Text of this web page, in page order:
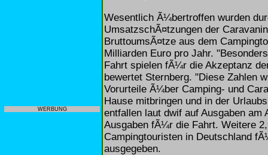
WERBUNG
Wesentlich Ã¼bertroffen wurden
UmsatzschÃ¤tzungen der
BruttoumsÃ¤tze aus dem
Milliarden Euro pro Jahr.
Fahrt spielen fÃ¼r die Akzeptanz
bewertet Sternberg. "Diese Zahlen
Vorurteile Ã¼ber Camping- und
Hause mitbringen und in der
entfallen laut dwif auf Ausgaben
Ausgaben fÃ¼r die Fahrt. Weitere
Campingtouristen in Deutschland
ausgegeben.